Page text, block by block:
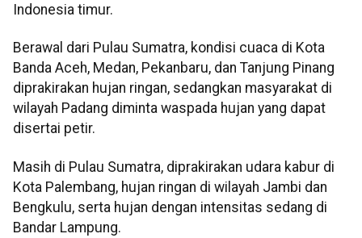
Indonesia timur.
Berawal dari Pulau Sumatra, kondisi cuaca di Kota
Banda Aceh, Medan, Pekanbaru, dan Tanjung Pinang
diprakirakan hujan ringan, sedangkan masyarakat di
wilayah Padang diminta waspada hujan yang dapat
disertai petir.
Masih di Pulau Sumatra, diprakirakan udara kabur di
Kota Palembang, hujan ringan di wilayah Jambi dan
Bengkulu, serta hujan dengan intensitas sedang di
Bandar Lampung.